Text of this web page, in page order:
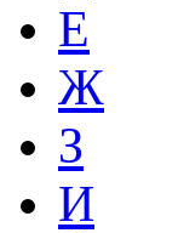
Е
Ж
З
И